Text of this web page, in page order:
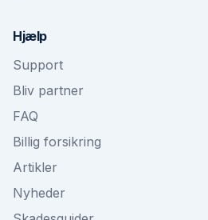
Hjælp
Support
Bliv partner
FAQ
Billig forsikring
Artikler
Nyheder